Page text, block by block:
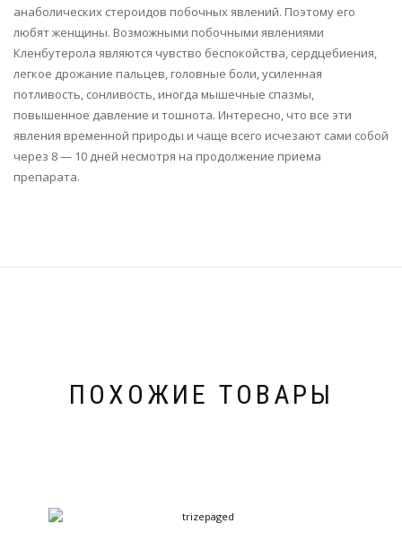
анаболических стероидов побочных явлений. Поэтому его
любят женщины. Возможными побочными явлениями
Кленбутерола являются чувство беспокойства, сердцебиения,
легкое дрожание пальцев, головные боли, усиленная
потливость, сонливость, иногда мышечные спазмы,
повышенное давление и тошнота. Интересно, что все эти
явления временной природы и чаще всего исчезают сами собой
через 8 — 10 дней несмотря на продолжение приема
препарата.
ПОХОЖИЕ ТОВАРЫ